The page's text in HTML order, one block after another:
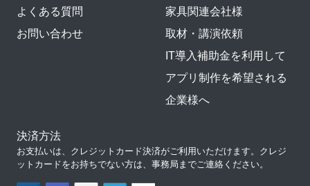
よくある質問
お問い合わせ
家具関連会社様
取材・講演依頼
IT導入補助金を利用して
アプリ制作を希望される
企業様へ
決済方法
お支払いは、クレジットカード決済がご利用いただけます。クレジ
ットカードをお持ちでない方は、事務局までご連絡ください。